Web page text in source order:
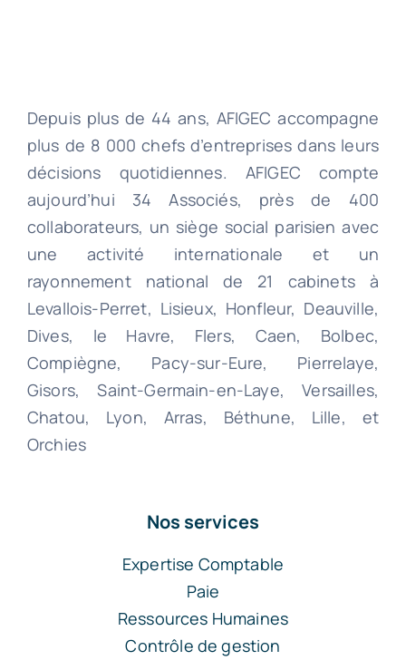
Depuis plus de 44 ans, AFIGEC accompagne
plus de 8 000 chefs d’entreprises dans leurs
décisions quotidiennes. AFIGEC compte
aujourd’hui 34 Associés, près de 400
collaborateurs, un siège social parisien avec
une activité internationale et un
rayonnement national de 21 cabinets à
Levallois-Perret, Lisieux, Honfleur, Deauville,
Dives, le Havre, Flers, Caen, Bolbec,
Compiègne, Pacy-sur-Eure, Pierrelaye,
Gisors, Saint-Germain-en-Laye, Versailles,
Chatou, Lyon, Arras, Béthune, Lille, et
Orchies
Nos services
Expertise Comptable
Paie
Ressources Humaines
Contrôle de gestion